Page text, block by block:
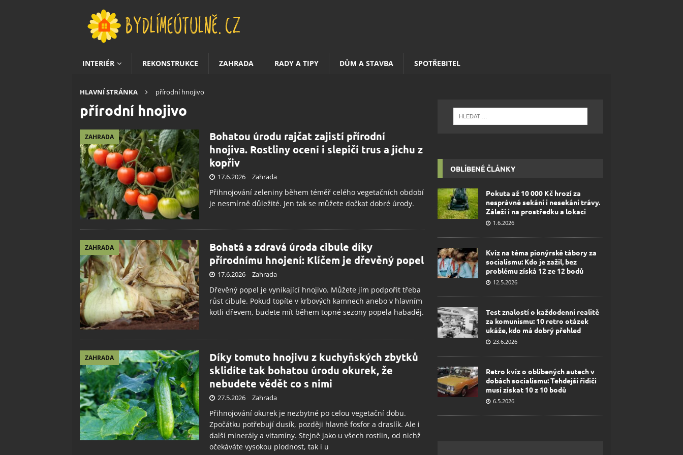
INTERIÉR REKONSTRUKCE ZAHRADA RADY A TIPY DŮM A STAVBA SPOTŘEBITEL
HLAVNÍ STRÁNKA přírodní hnojivo
přírodní hnojivo
ZAHRADA
Bohatou úrodu rajčat zajistí přírodní
hnojiva. Rostliny ocení i slepičí trus a jíchu z
kopřiv
17.6.2026 Zahrada
Přihnojování zeleniny během téměř celého vegetačních období
je nesmírně důležité. Jen tak se můžete dočkat dobré úrody.
ZAHRADA
Bohatá a zdravá úroda cibule díky
přírodnímu hnojení: Klíčem je dřevěný popel
17.6.2026 Zahrada
Dřevěný popel je vynikající hnojivo. Můžete jím podpořit třeba
růst cibule. Pokud topíte v krbových kamnech anebo v hlavním
kotli dřevem, budete mít během topné sezony popela habaděj.
ZAHRADA
Díky tomuto hnojivu z kuchyňských zbytků
sklidíte tak bohatou úrodu okurek, že
nebudete vědět co s nimi
27.5.2026 Zahrada
Přihnojování okurek je nezbytné po celou vegetační dobu.
Zpočátku potřebují dusík, později hlavně fosfor a draslík. Ale i
další minerály a vitamíny. Stejně jako u všech rostlin, od nichž
očekáváte vysokou plodnost, tak i u
OBLÍBENÉ ČLÁNKY
Pokuta až 10 000 Kč hrozí za
nesprávné sekání i nesekání trávy.
Záleží i na prostředku a lokaci
1.6.2026
Kvíz na téma pionýrské tábory za
socialismu: Kdo je zažil, bez
problému získá 12 ze 12 bodů
12.5.2026
Test znalostí o každodenní realitě
za komunismu: 10 retro otázek
ukáže, kdo má dobrý přehled
23.6.2026
Retro kvíz o oblíbených autech v
dobách socialismu: Tehdejší řidiči
musí získat 10 z 10 bodů
6.5.2026